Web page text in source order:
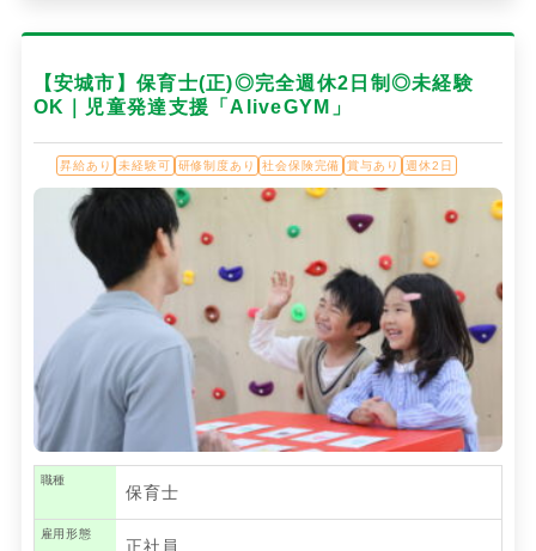
【安城市】保育士(正)◎完全週休2日制◎未経験
OK｜児童発達支援「AliveGYM」
昇給あり 未経験可 研修制度あり 社会保険完備 賞与あり 週休2日
職種
保育士
雇用形態
正社員